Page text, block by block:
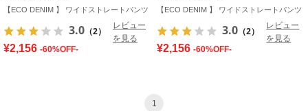
【ECO DENIM 】 ワイドストレートパンツ
3.0 （2）
レビュー
を見る
¥2,156 -60%OFF-
【ECO DENIM 】 ワイドストレートパンツ
3.0 （2）
レビュー
を見る
¥2,156 -60%OFF-
1